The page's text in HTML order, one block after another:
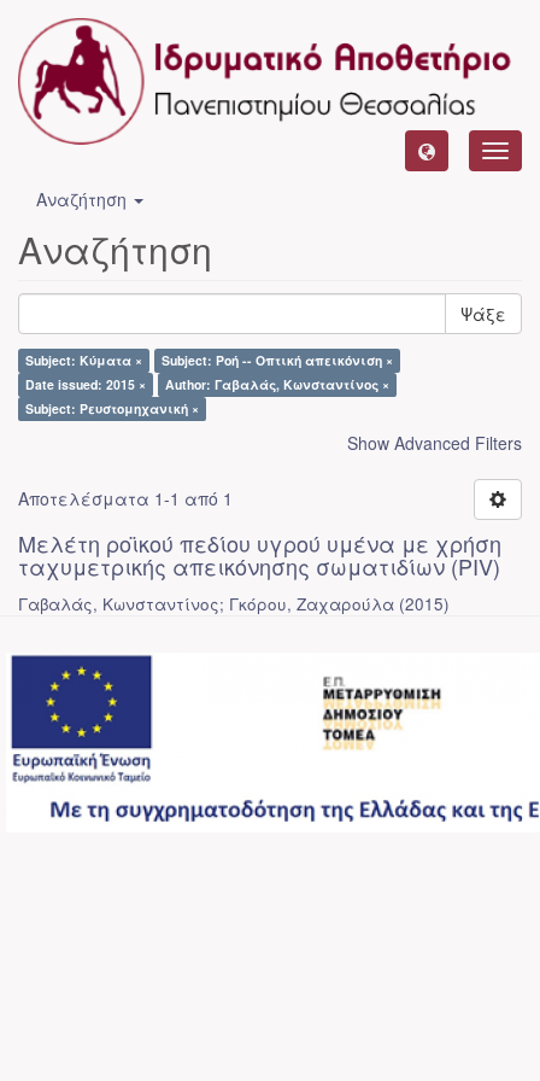
Αναζήτηση
Αναζήτηση
Ψάξε
Subject: Κύματα ×
Subject: Ροή -- Οπτική απεικόνιση ×
Date issued: 2015 ×
Author: Γαβαλάς, Κωνσταντίνος ×
Subject: Ρευστομηχανική ×
Show Advanced Filters
Αποτελέσματα 1-1 από 1
Μελέτη ροϊκού πεδίου υγρού υμένα με χρήση
ταχυμετρικής απεικόνησης σωματιδίων (PIV)
Γαβαλάς, Κωνσταντίνος; Γκόρου, Ζαχαρούλα (2015)